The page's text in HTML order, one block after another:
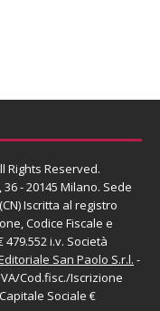
Rights Reserved.
- 20145 Milano. Sede
Iscritta al registro
Codice Fiscale e
479.552 i.v. Società
San Paolo S.r.l. -
Cod.fisc./Iscrizione
Sociale €